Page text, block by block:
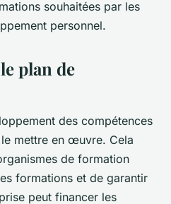
souhaitées par les
personnel.
plan de
des compétences
mettre en œuvre. Cela
de formation
formations et de garantir
peut financer les